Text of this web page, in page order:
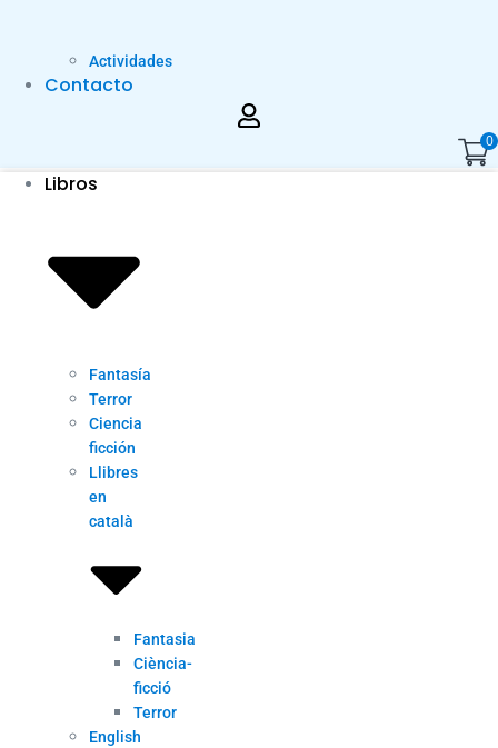
Actividades
Contacto
0
Libros
Fantasía
Terror
Ciencia
ficción
Llibres
en
català
Fantasia
Ciència-
ficció
Terror
English